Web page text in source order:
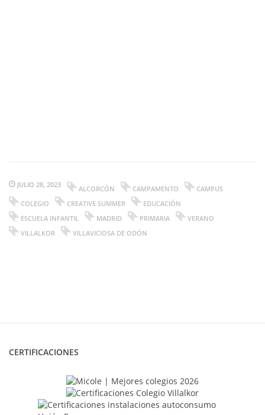
JULIO 28, 2023 ALCORCÓN CAMPAMENTO
CAMPUS
COLEGIO
CREATIVE SUMMER
EDUCACIÓN
ESCUELA INFANTIL
MADRID PRIMARIA
VERANO
VILLALKOR
VILLAVICIOSA DE ODÓN
CERTIFICACIONES